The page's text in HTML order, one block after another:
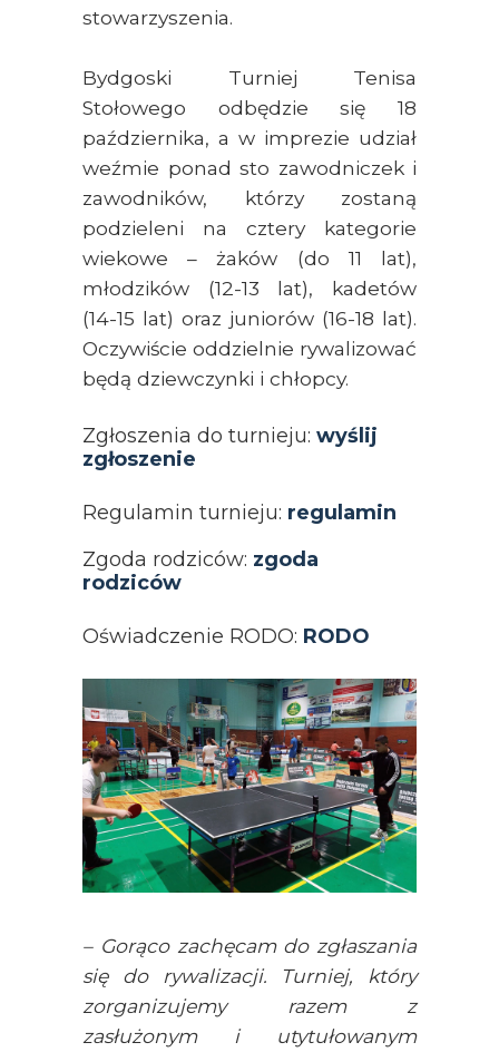
stowarzyszenia.
Bydgoski Turniej Tenisa
Stołowego odbędzie się 18
października, a w imprezie udział
weźmie ponad sto zawodniczek i
zawodników, którzy zostaną
podzieleni na cztery kategorie
wiekowe – żaków (do 11 lat),
młodzików (12-13 lat), kadetów
(14-15 lat) oraz juniorów (16-18 lat).
Oczywiście oddzielnie rywalizować
będą dziewczynki i chłopcy.
Zgłoszenia do turnieju: wyślij
zgłoszenie
Regulamin turnieju: regulamin
Zgoda rodziców: zgoda
rodziców
Oświadczenie RODO: RODO
– Gorąco zachęcam do zgłaszania
się do rywalizacji. Turniej, który
zorganizujemy razem z
zasłużonym i utytułowanym